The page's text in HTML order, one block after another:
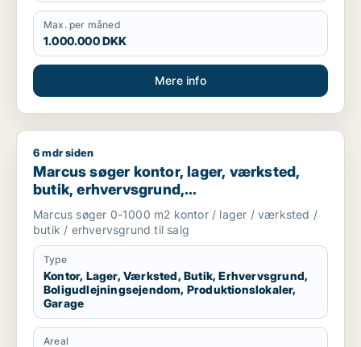
Max. per måned
1.000.000 DKK
Mere info
Marcus søger kontor, lager, værksted, butik,
6 mdr siden
Marcus søger kontor, lager, værksted,
butik, erhvervsgrund,
boligudlejningsejendom,
produktionslokaler eller garage til salg i
Storkøbenhavn
Marcus søger 0-1000 m2 kontor / lager / værksted /
butik / erhvervsgrund til salg
Type
Kontor, Lager, Værksted, Butik, Erhvervsgrund,
Boligudlejningsejendom, Produktionslokaler,
Garage
Areal